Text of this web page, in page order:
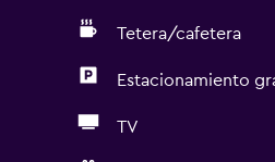
Tetera/cafetera
Estacionamiento
TV